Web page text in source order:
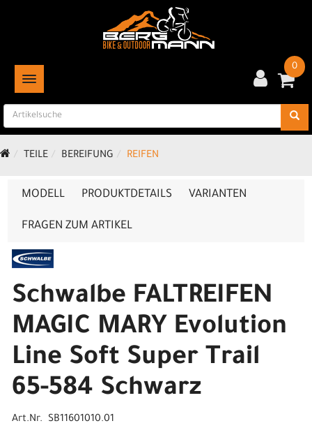
TOGGLE NAVIGATION
0
TEILE BEREIFUNG REIFEN
MODELL PRODUKTDETAILS VARIANTEN
FRAGEN ZUM ARTIKEL
Schwalbe FALTREIFEN
MAGIC MARY Evolution
Line Soft Super Trail
65-584 Schwarz
Art.Nr. SB11601010.01